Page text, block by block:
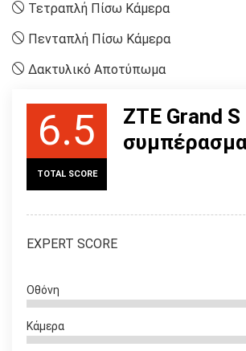
Τετραπλή Πίσω Κάμερα
Πενταπλή Πίσω Κάμερα
Δακτυλικό Αποτύπωμα
6.5
TOTAL SCORE
ZTE Grand
EXPERT SCORE
Οθόνη
Κάμερα